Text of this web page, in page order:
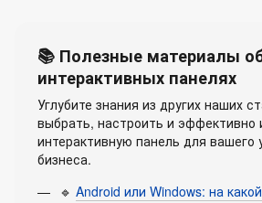
📚 Полезные материалы
интерактивных панелях
Углубите знания из других наших
выбрать, настроить и эффективно
интерактивную панель для вашего
бизнеса.
🔹 Android или Windows: на